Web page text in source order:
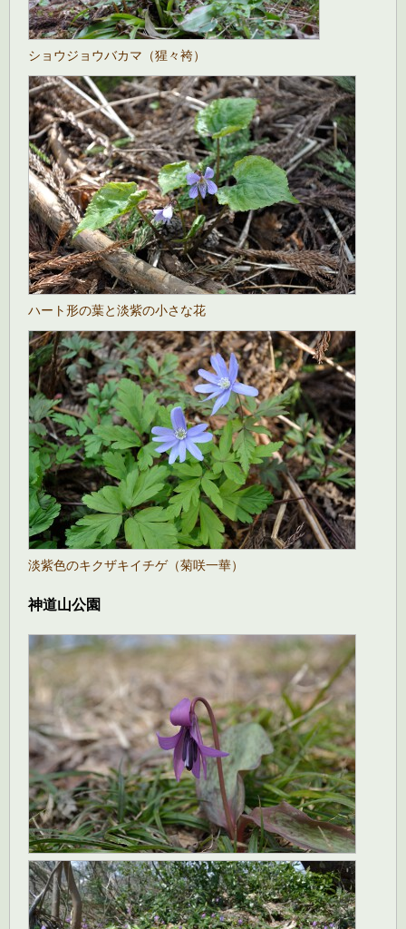
ショウジョウバカマ（猩々袴）
ハート形の葉と淡紫の小さな花
淡紫色のキクザキイチゲ（菊咲一華）
神道山公園